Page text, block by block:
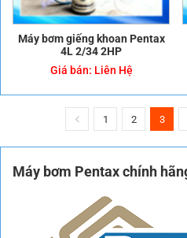
Máy bơm giếng khoan Pentax
4L 2/34 2HP
Giá bán: Liên Hệ
1 2 3
Máy bơm Pentaxchính